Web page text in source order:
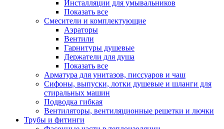
Инсталляции для умывальников
Показать все
Смесители и комплектующие
Аэраторы
Вентили
Гарнитуры душевые
Держатели для душа
Показать все
Арматура для унитазов, писсуаров и чаш
Сифоны, выпуски, лотки душевые и шланги для
стиральных машин
Подводка гибкая
Вентиляторы, вентиляционные решетки и лючки
Трубы и фитинги